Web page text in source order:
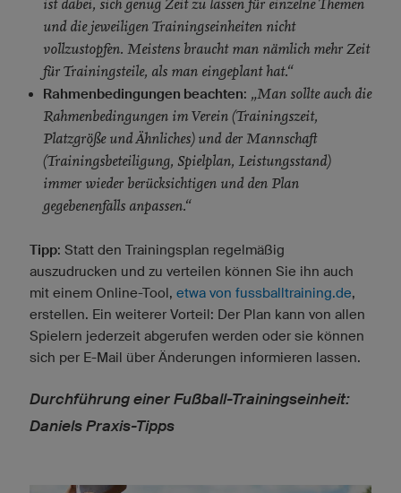
ist dabei, sich genug Zeit zu lassen für einzelne Themen
und die jeweiligen Trainingseinheiten nicht
vollzustopfen. Meistens braucht man nämlich mehr Zeit
für Trainingsteile, als man eingeplant hat.“
Rahmenbedingungen beachten: „Man sollte auch die
Rahmenbedingungen im Verein (Trainingszeit,
Platzgröße und Ähnliches) und der Mannschaft
(Trainingsbeteiligung, Spielplan, Leistungsstand)
immer wieder berücksichtigen und den Plan
gegebenenfalls anpassen.“
Tipp: Statt den Trainingsplan regelmäßig
auszudrucken und zu verteilen können Sie ihn auch
mit einem Online-Tool, etwa von fussballtraining.de,
erstellen. Ein weiterer Vorteil: Der Plan kann von allen
Spielern jederzeit abgerufen werden oder sie können
sich per E-Mail über Änderungen informieren lassen.
Durchführung einer Fußball-Trainingseinheit:
Daniels Praxis-Tipps